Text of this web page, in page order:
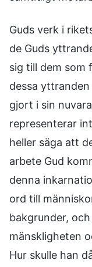
Guds verk i
de Guds
sig till dem som
dessa
gjort i sin
representerar
heller säga att
arbete Gud
denna
ord till
bakgrunder,
mänskligheten
Hur skulle han